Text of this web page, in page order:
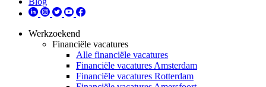
Werkzoekend
Financiële vacatures
Alle financiële vacatures
Financiële vacatures Amsterdam
Financiële vacatures Rotterdam